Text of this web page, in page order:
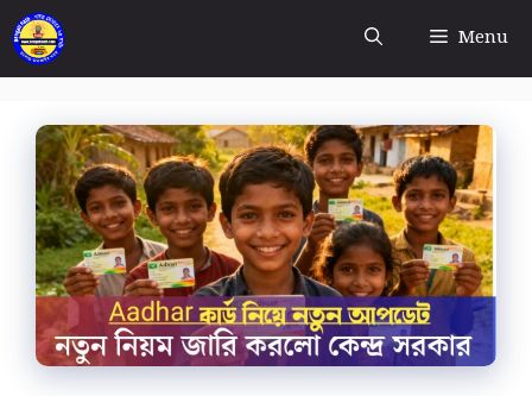
Skip
to
content
Menu